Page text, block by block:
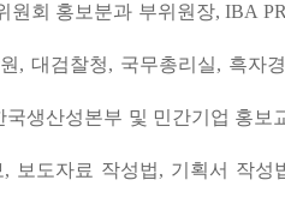
원회 홍보분과 부위원장, IBA
, 대검찰청, 국무총리실, 흑자
국생산성본부 및 민간기업 홍보
보도자료 작성법, 기획서 작성